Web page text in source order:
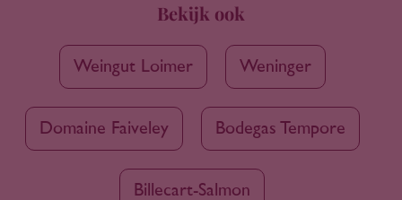
Bekijk ook
Weingut Loimer Weninger
Domaine Faiveley Bodegas Tempore
Billecart-Salmon